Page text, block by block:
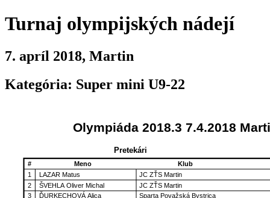
Turnaj olympijských nádejí
7. apríl 2018, Martin
Kategória: Super mini U9-22